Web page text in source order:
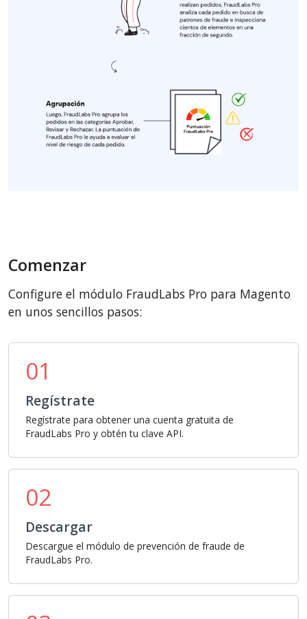
Comenzar
Configure el módulo FraudLabs Pro para Magento
en unos sencillos pasos:
01
Regístrate
Regístrate para obtener una cuenta gratuita de
FraudLabs Pro y obtén tu clave API.
02
Descargar
Descargue el módulo de prevención de fraude de
FraudLabs Pro.